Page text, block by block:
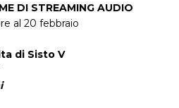
DI STREAMING AUDIO
al 20 febbraio
di Sisto V